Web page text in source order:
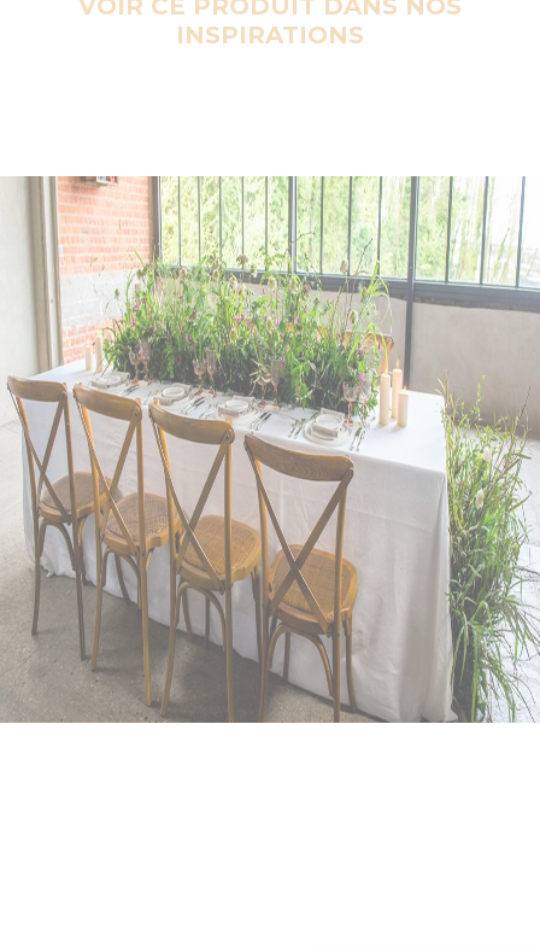
VOIR CE PRODUIT DANS NOS
INSPIRATIONS